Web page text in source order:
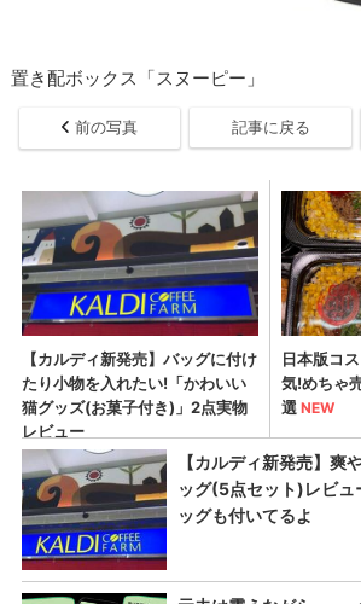
置き配ボックス「スヌーピー」
前の写真 記事に戻る